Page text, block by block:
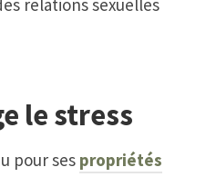
le stress
pour ses propriétés